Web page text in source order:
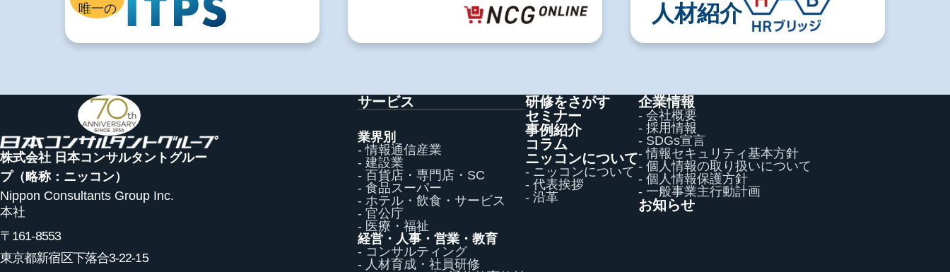
唯一の
人材紹介
株式会社 日本コンサルタントグルー
プ（略称：ニッコン）
Nippon Consultants Group Inc.
本社
〒161-8553
東京都新宿区下落合3-22-15
サービス
業界別
- 情報通信産業
- 建設業
- 百貨店・専門店・SC
- 食品スーパー
- ホテル・飲食・サービス
- 官公庁
- 医療・福祉
経営・人事・営業・教育
- コンサルティング
- 人材育成・社員研修
研修をさがす
セミナー
事例紹介
コラム
ニッコンについて
- ニッコンについて
- 代表挨拶
- 沿革
企業情報
- 会社概要
- 採用情報
- SDGs宣言
- 情報セキュリティ基本方針
- 個人情報の取り扱いについて
- 個人情報保護方針
- 一般事業主行動計画
お知らせ